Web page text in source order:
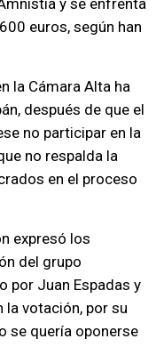
y se enfrenta
euros, según han
la Cámara Alta ha
después de que el
no participar en la
no respalda la
en el proceso
expresó los
del grupo
por Juan Espadas y
la votación, por su
se quería oponerse